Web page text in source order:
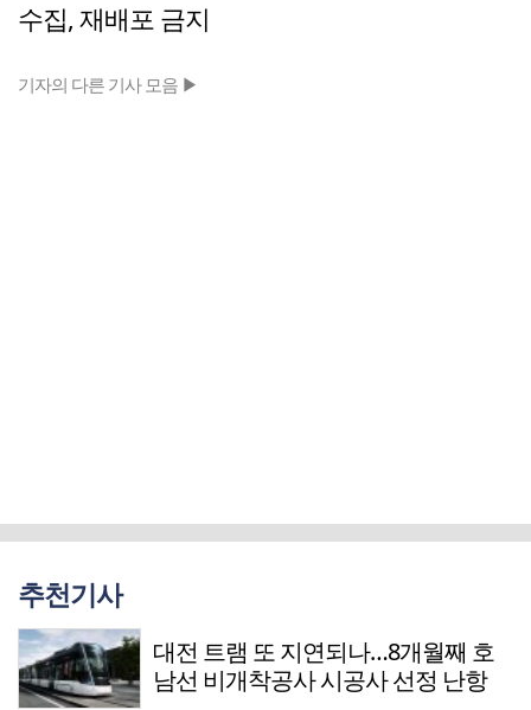
수집, 재배포 금지
기자의 다른 기사 모음 ▶
추천기사
대전 트램 또 지연되나…8개월째 호
남선 비개착공사 시공사 선정 난항